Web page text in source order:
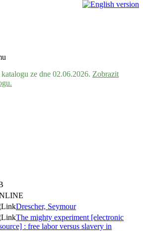
ze dne 02.06.2026. Zobrazit
Drescher, Seymour
The mighty experiment [electronic
: free labor versus slavery in